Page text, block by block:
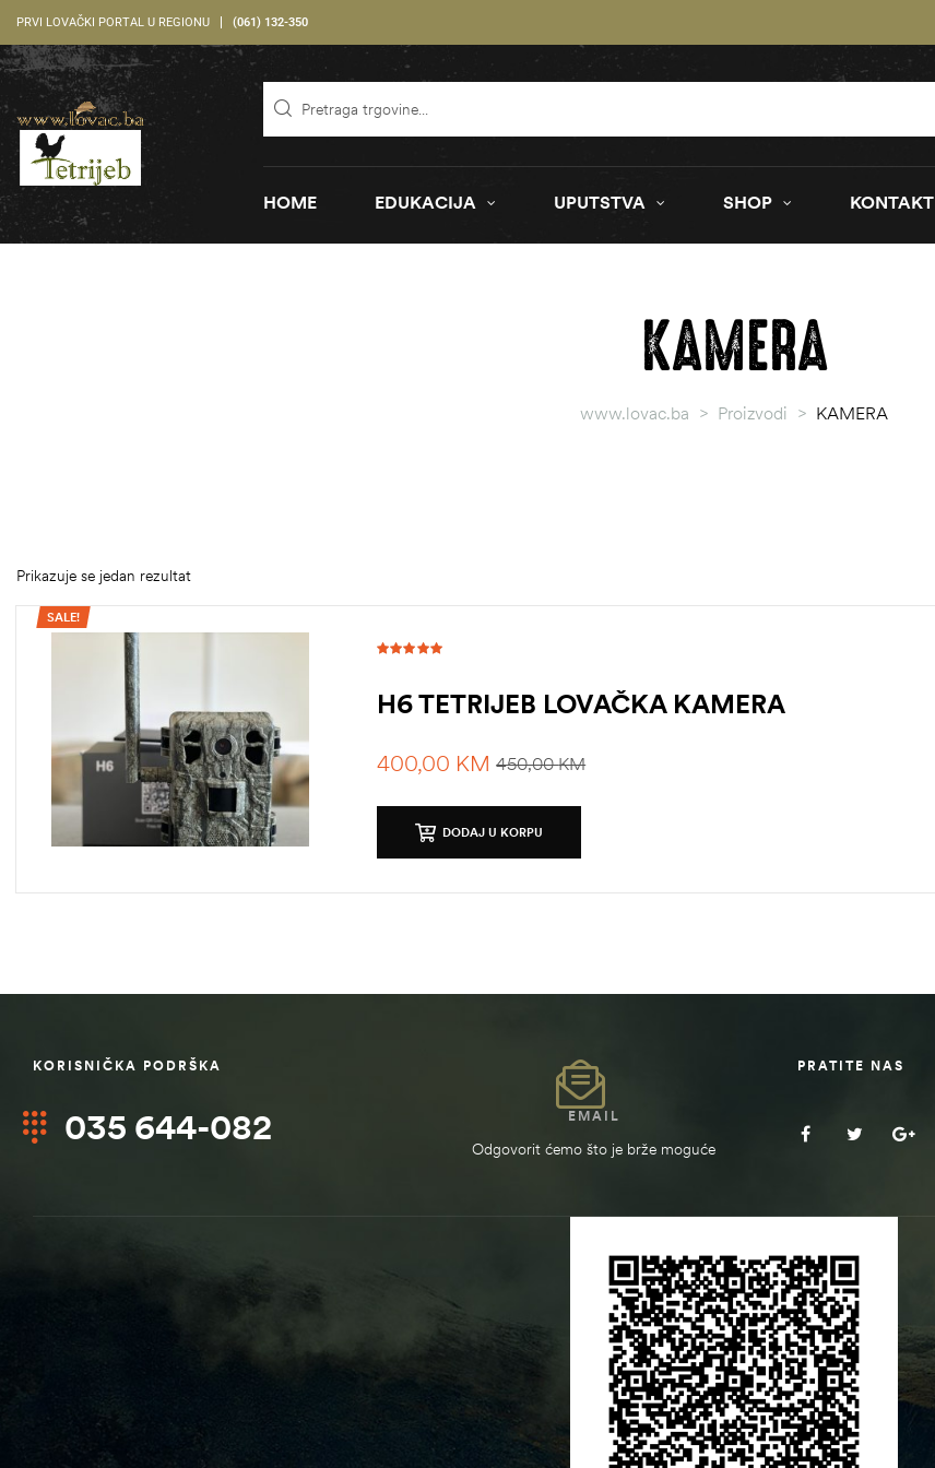
PRVI LOVAČKI PORTAL U REGIONU (061) 132-350
HOME EDUKACIJA UPUTSTVA SHOP KONTAKT
KAMERA
www.lovac.ba > Proizvodi > KAMERA
Prikazuje se jedan rezultat
SALE!
H6 TETRIJEB LOVAČKA KAMERA
450,00KM
400,00 KM
DODAJ U KORPU
KORISNIČKA PODRŠKA
035 644-082 EMAIL
Odgovorit ćemo što je brže moguće
PRATITE NAS